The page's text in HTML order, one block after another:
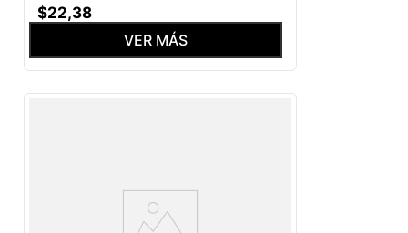
$22,38
VER MÁS